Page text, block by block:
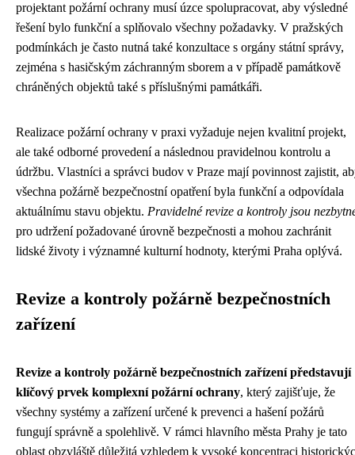
projektant požární ochrany musí úzce spolupracovat, aby výsledné
řešení bylo funkční a splňovalo všechny požadavky. V pražských
podmínkách je často nutná také konzultace s orgány státní správy,
zejména s hasičským záchranným sborem a v případě památkově
chráněných objektů také s příslušnými památkáři.
Realizace požární ochrany v praxi vyžaduje nejen kvalitní projekt,
ale také odborné provedení a následnou pravidelnou kontrolu a
údržbu. Vlastníci a správci budov v Praze mají povinnost zajistit,
všechna požárně bezpečnostní opatření byla funkční a odpovídala
aktuálnímu stavu objektu. Pravidelné revize a kontroly jsou
pro udržení požadované úrovně bezpečnosti a mohou zachránit
lidské životy i významné kulturní hodnoty, kterými Praha oplývá.
Revize a kontroly požárně bezpečnostních
zařízení
Revize a kontroly požárně bezpečnostních zařízení představují
klíčový prvek komplexní požární ochrany, který zajišťuje, že
všechny systémy a zařízení určené k prevenci a hašení požárů
fungují správně a spolehlivě. V rámci hlavního města Prahy je tato
oblast obzvláště důležitá vzhledem k vysoké koncentraci